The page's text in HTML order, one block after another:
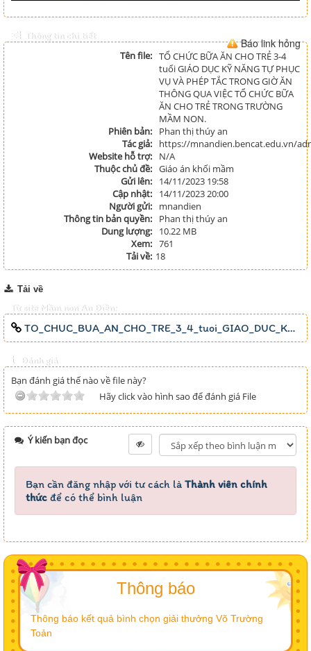
Báo link hỏng
Thông tin chi tiết
Tên file: TỔ CHỨC BỮA ĂN CHO TRẺ 3-4
tuổi GIÁO DỤC KỸ NĂNG TỰ PHỤC
VỤ VÀ PHÉP TẮC TRONG GIỜ ĂN
THÔNG QUA VIỆC TỔ CHỨC BỮA
ĂN CHO TRẺ TRONG TRƯỜNG
MẦM NON.
Phiên bản:
Phan thị thúy an
Tác giả:
https://mnandien.bencat.edu.vn/
Website hỗ trợ:
N/A
Thuộc chủ đề: Giáo án khối mầm
Gửi lên:
14/11/2023 19:58
Cập nhật:
14/11/2023 20:00
Người gửi:
mnandien
Thông tin bản quyền:
Phan thị thúy an
Dung lượng:
10.22 MB
Xem: 761
Tải về: 18
Tải về
Từ site Mầm non An Điền:
TO_CHUC_BUA_AN_CHO_TRE_3_4_tuoi_GIAO_DUC_KY_NANG_TU_PHUC_VU_VA_PHEP_TAC_TRONG_GIO_AN_THONG_QUA_VIEC_TO_CHUC_BUA_AN_CHO_TRE_TRONG_TRUONG_MAM_NON.mp4
Đánh giá
Bạn đánh giá thế nào về file này?
Hãy click vào hình sao để đánh giá File
Ý kiến bạn đọc
Bạn cần đăng nhập với tư cách là Thành viên chính
thức để có thể bình luận
Thông báo
Thông báo kết quả bình chọn giải thưởng Võ Trường
Toản